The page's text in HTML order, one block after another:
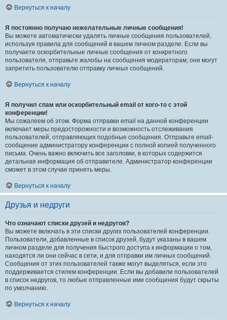
Вернуться к началу
Я постоянно получаю нежелательные личные сообщения!
Вы можете автоматически удалять личные сообщения пользователей,
используя правила для сообщений в вашем личном разделе. Если вы
получаете оскорбительные личные сообщения от конкретного
пользователя, отправьте жалобы на сообщения модераторам; они могут
запретить пользователю отправку личных сообщений.
Вернуться к началу
Я получил спам или оскорбительный email от кого-то с этой
конференции!
Мы сожалеем об этом. Форма отправки email на данной конференции
включает меры предосторожности и возможность отслеживания
пользователей, отправляющих подобные сообщения. Отправьте email-
сообщение администратору конференции с полной копией полученного
письма. Очень важно включить все заголовки, в которых содержится
детальная информация об отправителе. Администратор конференции
сможет в этом случае принять меры.
Вернуться к началу
Друзья и недруги
Что означают списки друзей и недругов?
Вы можете включать в эти списки других пользователей конференции.
Пользователи, добавленные в список друзей, будут указаны в вашем
личном разделе для получения быстрого доступа к информации о том,
находятся ли они сейчас в сети, и для отправки им личных сообщений.
Сообщения от этих пользователей также могут выделяться, если это
поддерживается стилем конференции. Если вы добавили пользователей
в список недругов, то любые отправленные ими сообщения будут скрыты
по умолчанию.
Вернуться к началу